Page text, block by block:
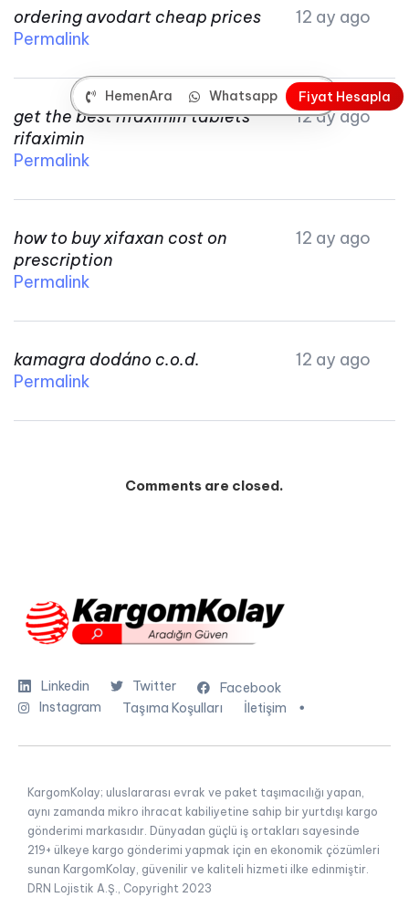
HemenAra Whatsapp Fiyat Hesapla
ordering avodart cheap prices
12 ay ago
Permalink
get the best rifaximin tablets
rifaximin
12 ay ago
Permalink
how to buy xifaxan cost on
prescription
12 ay ago
Permalink
kamagra dodáno c.o.d.
12 ay ago
Permalink
Comments are closed.
Linkedin Twitter
Facebook
Instagram
Taşıma Koşulları İletişim
KargomKolay; uluslararası evrak ve paket taşımacılığı yapan,
aynı zamanda mikro ihracat kabiliyetine sahip bir yurtdışı kargo
gönderimi markasıdır. Dünyadan güçlü iş ortakları sayesinde
219+ ülkeye kargo gönderimi yapmak için en ekonomik çözümleri
sunan KargomKolay, güvenilir ve kaliteli hizmeti ilke edinmiştir.
DRN Lojistik A.Ş., Copyright 2023